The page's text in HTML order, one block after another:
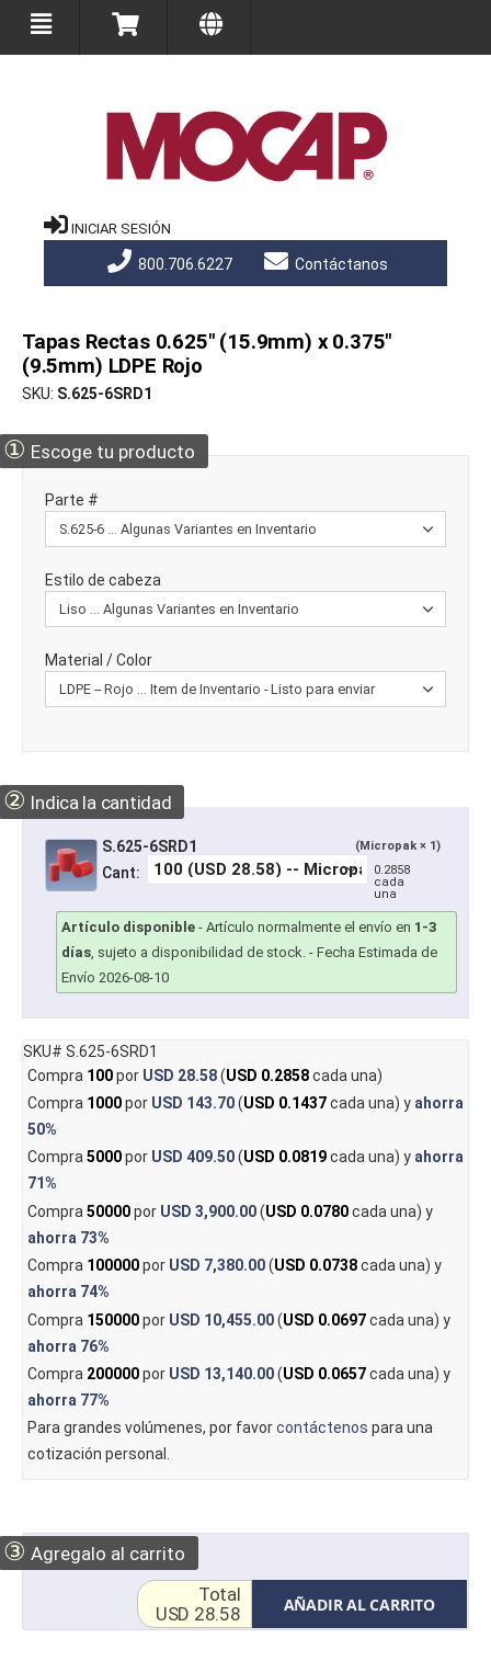
INICIAR SESIÓN
800.706.6227 Contáctanos
Tapas Rectas 0.625" (15.9mm) x 0.375"
(9.5mm) LDPE Rojo
SKU S.625-6SRD1
① Escoge tu producto
Parte #
Estilo de cabeza
Material / Color
② Indica la cantidad
S.625-6SRD1 (Micropak × 1)
Cant:
0.2858
cada
una
Artículo disponible - Artículo normalmente el envío en 1-3
días, sujeto a disponibilidad de stock. - Fecha Estimada de
Envío 2026-08-10
SKU# S.625-6SRD1
Compra 100por USD 28.58(USD 0.2858cada una)
Compra 1000por USD 143.70(USD 0.1437cada una) y ahorra
50%
Compra5000por USD 409.50(USD 0.0819cada una) y ahorra
71%
Compra 50000por USD 3,900.00(USD 0.0780cada una) y
ahorra 73%
Compra 100000por USD 7,380.00(USD 0.0738cada una) y
ahorra 74%
Compra 150000por USD 10,455.00(USD 0.0697cada una) y
ahorra 76%
Compra 200000por USD 13,140.00(USD 0.0657cada una) y
ahorra 77%
Para grandes volúmenes, por favorcontáctenos para una
cotización personal.
③ Agregalo al carrito
AÑADIR AL CARRITO
Total
USD 28.58